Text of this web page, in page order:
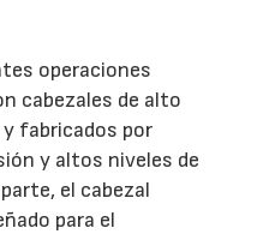
operaciones
cabezales de alto
fabricados por
y altos niveles de
el cabezal
para el